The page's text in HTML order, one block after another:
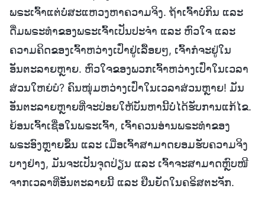
ພຣະເຈົ້າແຕ່ບໍ່ສະແຫວງຫາຄວາມຈິງ. ຖ້າເຈົ້າບໍ່ກິນ ແລະ
ດື່ມພຣະທຳຂອງພຣະເຈົ້າເປັນປະຈຳ ແລະ ຫົວໃຈ ແລະ
ຄວາມຄິດຂອງເຈົ້າຫວ່າງເປົ່າຢູ່ເລື້ອຍໆ, ເຈົ້າກໍຈະຢູ່ໃນ
ອັນຕະລາຍຫຼາຍ. ຫົວໃຈຂອງພວກເຈົ້າຫວ່າງເປົ່າໃນເວລາ
ສ່ວນໃຫຍ່ບໍ? ຄົນໜຸ່ມຫວ່າງເປົ່າໃນເວລາສ່ວນຫຼາຍ! ມັນ
ອັນຕະລາຍຫຼາຍທີ່ຈະປ່ອຍໃຫ້ບັນຫານີ້ບໍ່ໄດ້ຮັບການແກ້ໄຂ.
ຍ້ອນເຈົ້າເຊື່ອໃນພຣະເຈົ້າ, ເຈົ້າຄວນອ່ານພຣະທຳຂອງ
ພຣະອົງຫຼາຍຂຶ້ນ ແລະ ເມື່ອເຈົ້າສາມາດຍອມຮັບຄວາມຈິງ
ບາງຢ່າງ, ມັນຈະເປັນຈຸດປ່ຽນ ແລະ ເຈົ້າຈະສາມາດຫຼົບໜີ
ຈາກເວລາທີ່ອັນຕະລາຍນີ້ ແລະ ຢືນຍັດໃນຄຣິສຕະຈັກ.